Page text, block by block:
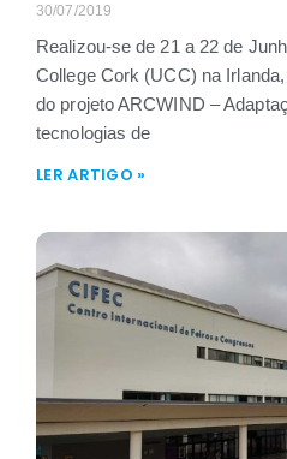
30/07/2019
Realizou-se de 21 a 22 de
College Cork (UCC) na
do projeto ARCWIND –
tecnologias de
LER ARTIGO »